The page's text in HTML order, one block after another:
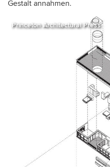
Gestalt annahmen.
Princeton Architectural Press